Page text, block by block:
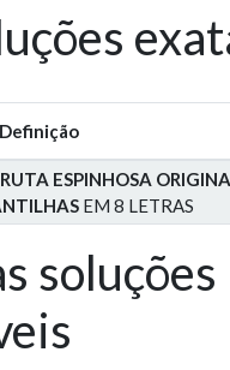
Definição
ESPINHOSA
EM 8 LETRAS
soluções